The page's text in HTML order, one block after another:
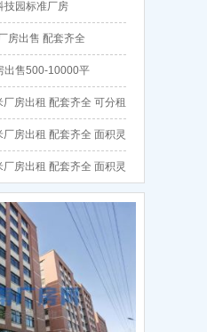
技园标准厂房
房出售 配套齐全
出售500-10000平
房出租 配套齐全 可分租
房出租 配套齐全 面积灵
房出租 配套齐全 面积灵